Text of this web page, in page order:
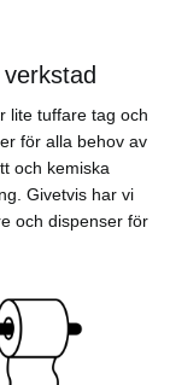
lite tuffare tag och
för alla behov av
och kemiska
Givetvis har vi
och dispenser för